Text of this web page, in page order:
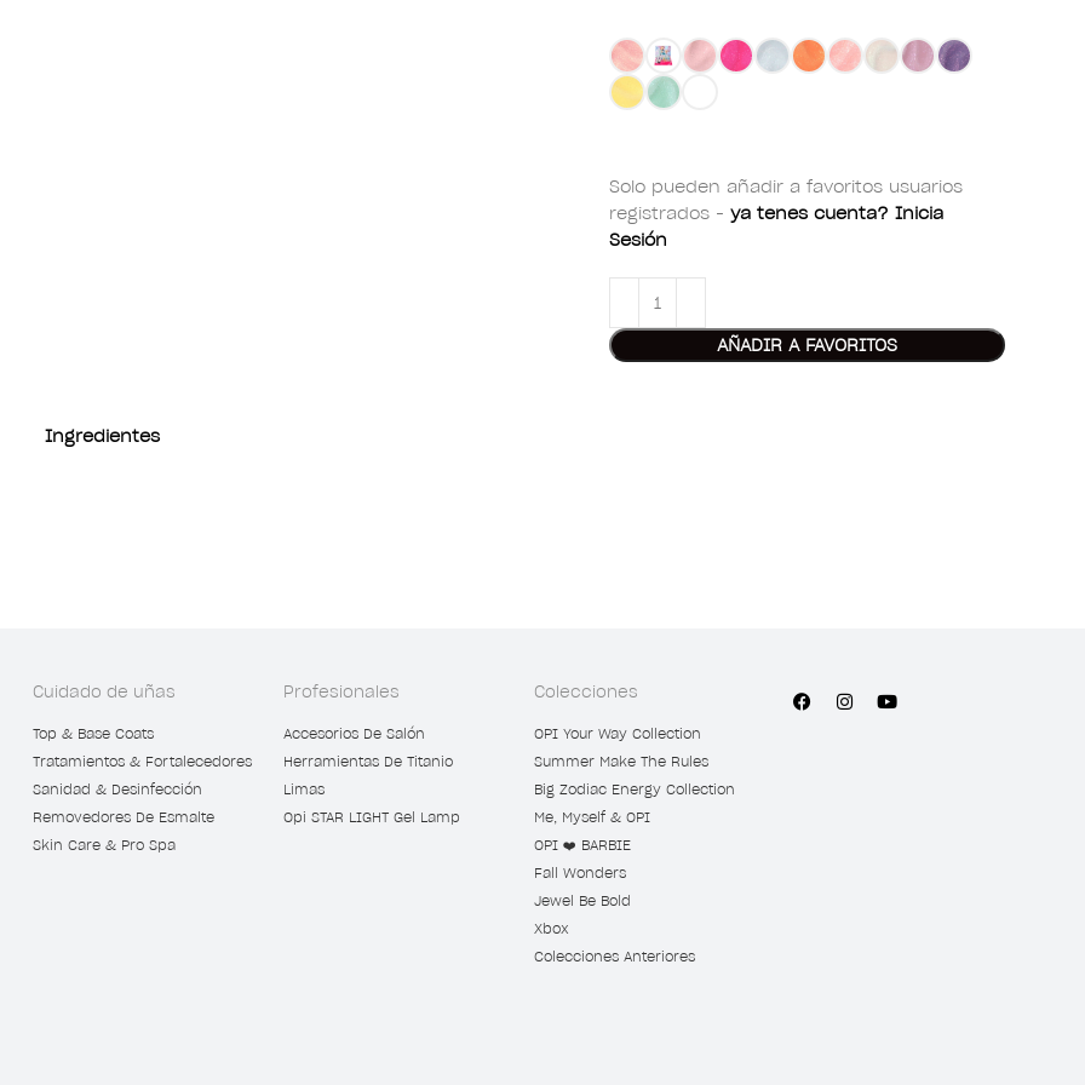
Solo pueden añadir a favoritos usuarios
registrados - ya tenes cuenta? Inicia
Sesión
AÑADIR A FAVORITOS
Ingredientes
Cuidado de uñas
Top & Base Coats
Tratamientos & Fortalecedores
Sanidad & Desinfección
Removedores De Esmalte
Skin Care & Pro Spa
Profesionales
Accesorios De Salón
Herramientas De Titanio
Limas
Opi STAR LIGHT Gel Lamp
Colecciones
OPI Your Way Collection
Summer Make The Rules
Big Zodiac Energy Collection
Me, Myself & OPI
OPI ❤️ BARBIE
Fall Wonders
Jewel Be Bold
Xbox
Colecciones Anteriores